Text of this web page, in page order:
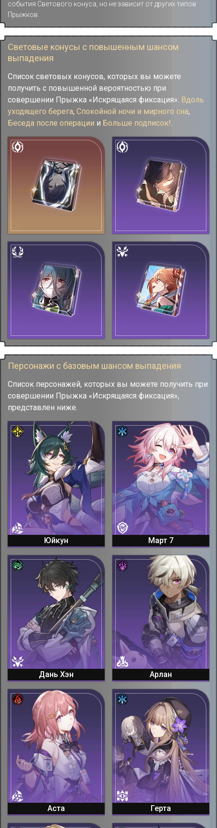
события Светового конуса, но не зависит от других типов
Прыжков.
Световые конусы с повышенным шансом
выпадения
Список световых конусов, которых вы можете
получить с повышенной вероятностью при
совершении Прыжка «Искрящаяся фиксация»: Вдоль
уходящего берега, Спокойной ночи и мирного сна,
Беседа после операции и Больше подписок!.
Персонажи с базовым шансом выпадения
Список персонажей, которых вы можете получить при
совершении Прыжка «Искрящаяся фиксация»,
представлен ниже.
Юйкун Март 7
Дань Хэн Арлан
Аста Герта